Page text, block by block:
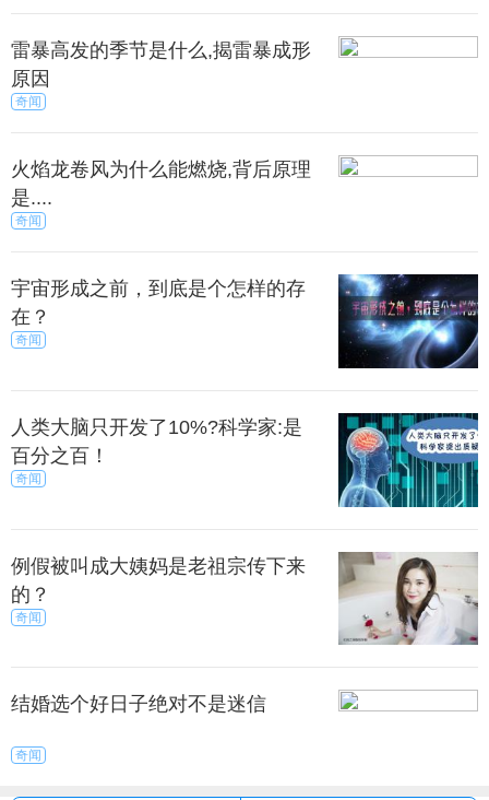
鱼长着鱼身、蛇头，还有六只脚，他的眼睛形状如同
马的眼睛，吃了这种鱼可以使人不患梦魇症，还可以
防御凶灾。
罗鱼
《山海经》记载，何罗鱼是长着一个脑袋十个身
标志就是十足的大肚子（一首十身），它的叫声如畎
犬叫，食用它后其可以治愈痈肿的疾病。（食之已
痈：已，治愈，结束，过去。痈，痈肿。）
来源：尚之潮 秀目网 /探索 /奇闻
雷暴高发的季节是什么,揭雷暴成形
原因
奇闻
火焰龙卷风为什么能燃烧,背后原理
是....
奇闻
宇宙形成之前，到底是个怎样的存
在？
奇闻
人类大脑只开发了10%?科学家:是
百分之百！
奇闻
例假被叫成大姨妈是老祖宗传下来
的？
奇闻
结婚选个好日子绝对不是迷信
奇闻